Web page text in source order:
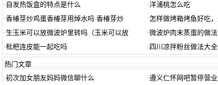
· 自发热饭盒的特点是什么 ·洋浦桃怎么吃
·香椿芽炒鸡蛋香椿芽用焯水吗 香椿芽炒 · 怎样做烤箱烤鱼好吃
· 生玉米可以放微波炉里转吗（玉米可以放 ·微波炉肉末蒸蛋的做
·枇杷连皮能一起吃吗 · 四川凉拌粉丝做法大
热门文章
·初次加女朋友妈妈微信聊什么 ·遵义仁怀网吧暂停营